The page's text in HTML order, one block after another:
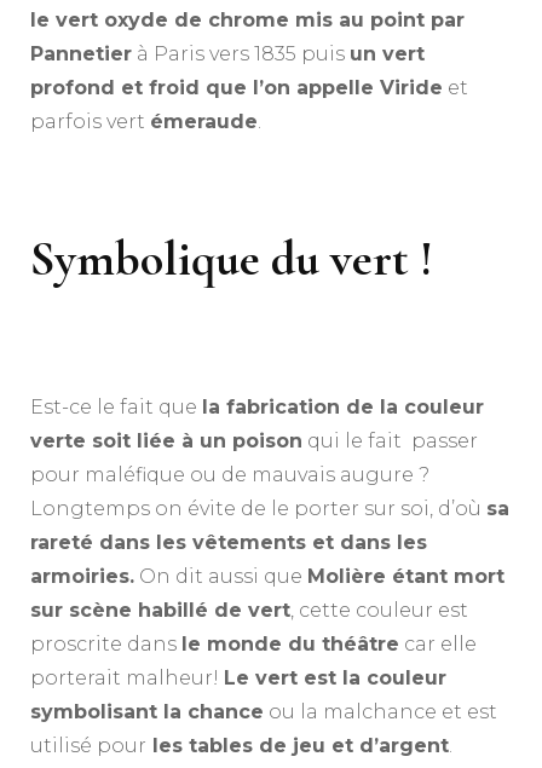
le vert oxyde de chrome mis au point par
Pannetier à Paris vers 1835 puis un vert
profond et froid que l’on appelle Viride et
parfois vert émeraude.
Symbolique du vert !
Est-ce le fait que la fabrication de la couleur
verte soit liée à un poison qui le fait passer
pour maléfique ou de mauvais augure ?
Longtemps on évite de le porter sur soi, d’où sa
rareté dans les vêtements et dans les
armoiries. On dit aussi que Molière étant mort
sur scène habillé de vert, cette couleur est
proscrite dans le monde du théâtre car elle
porterait malheur! Le vert est la couleur
symbolisant la chance ou la malchance et est
utilisé pour les tables de jeu et d’argent.